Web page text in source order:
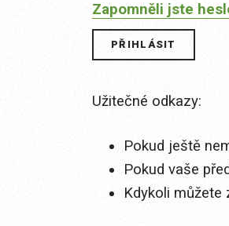
Zapomněli jste
Užitečné odkazy:
Pokud ještě
Pokud vaše
Kdykoli můžete